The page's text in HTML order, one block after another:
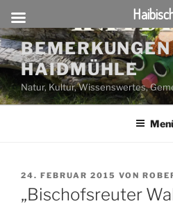
Zum
Inhalt
springenHAIDMÜHLE
Natur, Kultur, Wissenswertes,
VERÖFFENTLICHT
AM
24. FEBRUAR 2015 VON
„Bischofsreuter